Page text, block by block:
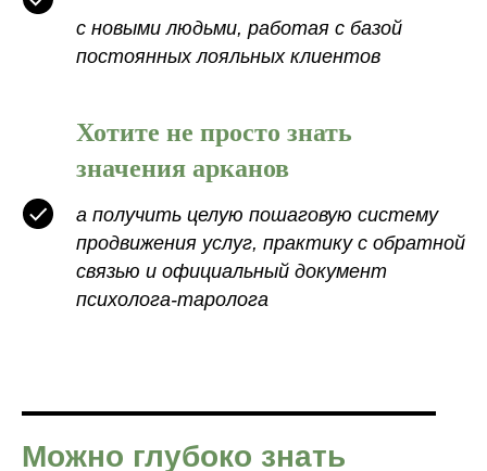
с новыми людьми, работая с базой
постоянных лояльных клиентов
Хотите не просто знать
значения арканов
а получить целую пошаговую систему
продвижения услуг, практику с обратной
связью и официальный документ
психолога-таролога
Можно глубоко знать